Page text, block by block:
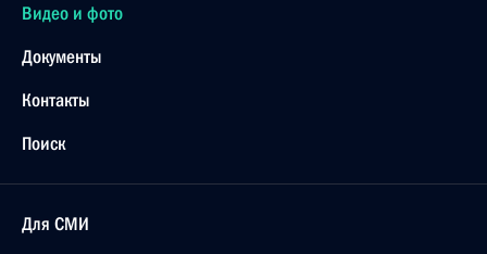
Видео и фото
Документы
Контакты
Поиск
Для СМИ